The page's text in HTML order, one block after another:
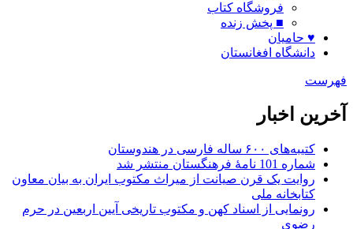
فروشگاه کتاب
■ پخش زنده
♥ حامیان
دانشگاه افغانستان
فهرست
آخرین اخبار
کتیبه‌های ۶۰۰ ساله فارسی در هندوستان
شماره 101 نامۀ فرهنگستان منتشر شد
روایت یک قرن صیانت از میراث مکتوب ایران به بیان معاون
کتابخانه ملی
رونمایی از اسناد کهن و مکتوب تاریخی آیین اربعین در حرم
رضوی